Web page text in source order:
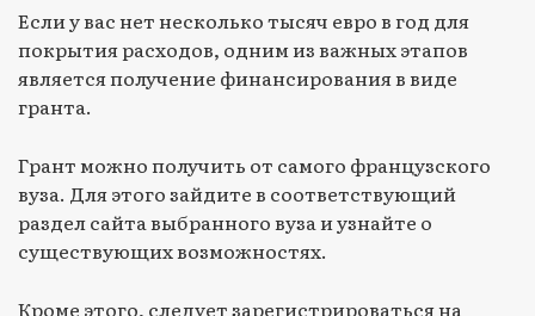
Если у вас нет несколько тысяч евро в год для
покрытия расходов, одним из важных этапов
является получение финансирования в виде
гранта.
Грант можно получить от самого французского
вуза. Для этого зайдите в соответствующий
раздел сайта выбранного вуза и узнайте о
существующих возможностях.
Кроме этого, следует зарегистрироваться на